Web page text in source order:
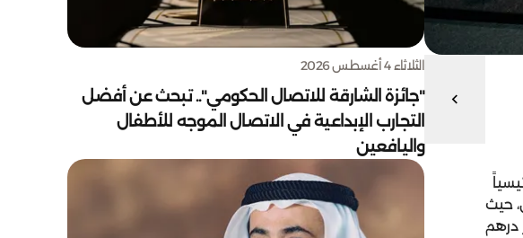
حيث
وبحجم تداولات عقارية بلغت 27 مليار درهم
الثلاثاء 4 أغسطس 2026
"جائزة الشارقة للاتصال الحكومي".. تبحث عن أفضل
التجارب الإبداعية في الاتصال الموجه للأطفال
واليافعين